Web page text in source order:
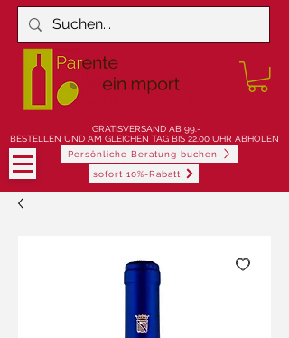
GRATISVERSAND AB 99.-
BESTELLEN UND AM GLEICHEN TAG BIS 22.00 UHR ABHOLEN
Persönliche Beratung buchen
sofort 10%-Rabatt